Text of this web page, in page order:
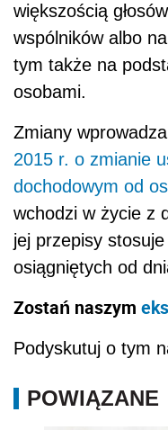
większością
wspólników albo
tym także na
osobami.
Zmiany wprowadza
2015 r. o zmianie
dochodowym od
wchodzi w życie z
jej przepisy
osiągniętych od
Zostań naszym
Podyskutuj o tym
POWIĄZANE